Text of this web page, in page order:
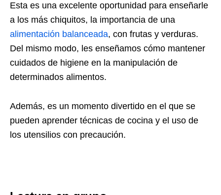
Esta es una excelente oportunidad para enseñarle
a los más chiquitos, la importancia de una
alimentación balanceada, con frutas y verduras.
Del mismo modo, les enseñamos cómo mantener
cuidados de higiene en la manipulación de
determinados alimentos.
Además, es un momento divertido en el que se
pueden aprender técnicas de cocina y el uso de
los utensilios con precaución.